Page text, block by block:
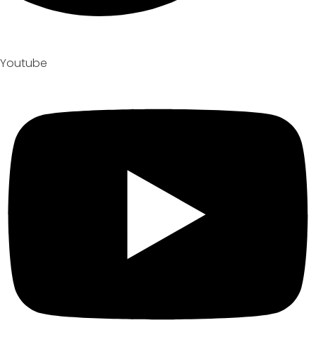
Youtube